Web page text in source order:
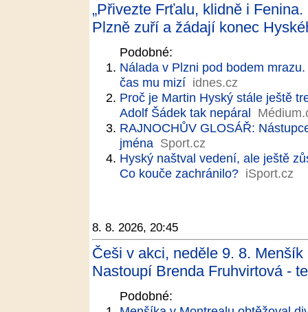
„Přivezte Frťalu, klidně i
Plzně zuří a žádají konec
Podobné:
Nálada v Plzni pod bodem
čas mu mizí idnes.cz
Proč je Martin Hyský stále ještě
Adolf Šádek tak nepáral
RAJNOCHŮV GLOSÁŘ:
jména Sport.cz
Hyský naštval vedení, ale ještě
Co kouče zachránilo? iSport.cz
8. 8. 2026, 20:45
Češi v akci, neděle 9. 8.
Nastoupí Brenda Fruhvirtová -
Podobné: